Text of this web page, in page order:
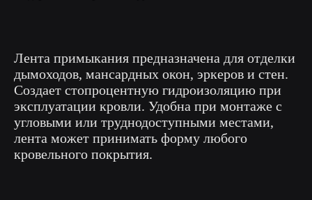
Лента примыкания предназначена для отделки
дымоходов, мансардных окон, эркеров и стен.
Создает стопроцентную гидроизоляцию при
эксплуатации кровли. Удобна при монтаже с
угловыми или труднодоступными местами,
лента может принимать форму любого
кровельного покрытия.